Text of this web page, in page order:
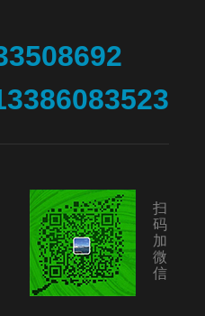
扫
码
加
微
信